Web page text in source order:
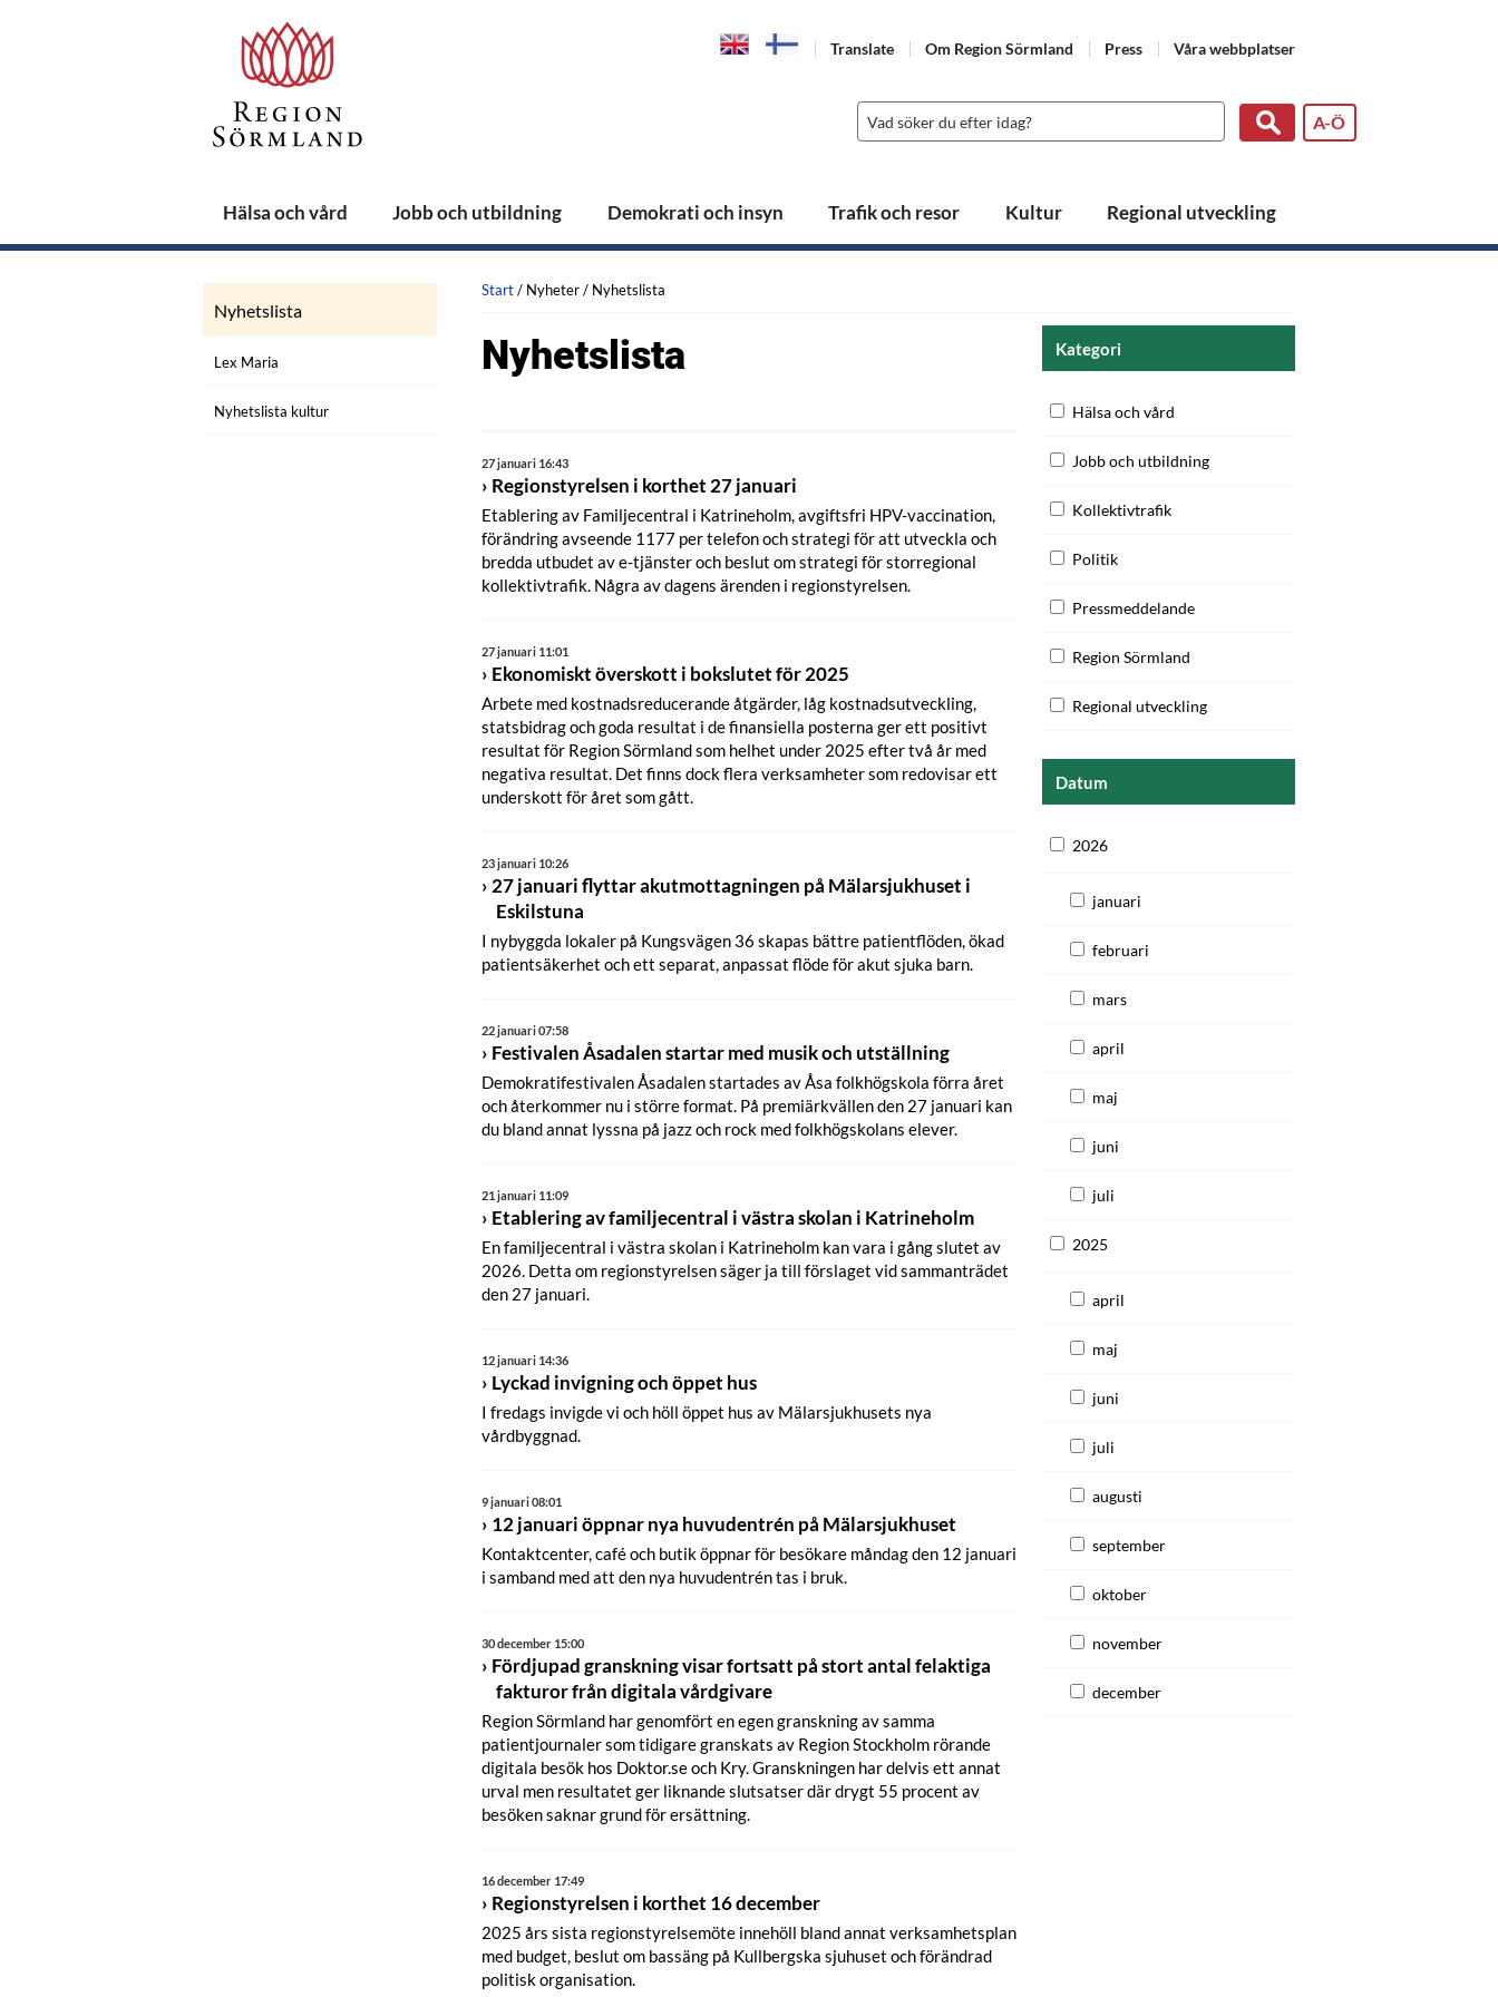
Translate Om Region Sörmland Press Våra webbplatser
A-Ö
Hälsa och vård Jobb och utbildning Demokrati och insyn Trafik och resor Kultur Regional utveckling
Nyhetslista
Lex Maria
Nyhetslista kultur
Start/ Nyheter/ Nyhetslista
Nyhetslista
27 januari 16:43
Regionstyrelsen i korthet 27 januari
Etablering av Familjecentral i Katrineholm, avgiftsfri HPV-vaccination,
förändring avseende 1177 per telefon och strategi för att utveckla och
bredda utbudet av e-tjänster och beslut om strategi för storregional
kollektivtrafik. Några av dagens ärenden i regionstyrelsen.
27 januari 11:01
Ekonomiskt överskott i bokslutet för 2025
Arbete med kostnadsreducerande åtgärder, låg kostnadsutveckling,
statsbidrag och goda resultat i de finansiella posterna ger ett positivt
resultat för Region Sörmland som helhet under 2025 efter två år med
negativa resultat. Det finns dock flera verksamheter som redovisar ett
underskott för året som gått.
23 januari 10:26
27 januari flyttar akutmottagningen på Mälarsjukhuset i
Eskilstuna
I nybyggda lokaler på Kungsvägen 36 skapas bättre patientflöden, ökad
patientsäkerhet och ett separat, anpassat flöde för akut sjuka barn.
22 januari 07:58
Festivalen Åsadalen startar med musik och utställning
Demokratifestivalen Åsadalen startades av Åsa folkhögskola förra året
och återkommer nu i större format. På premiärkvällen den 27 januari kan
du bland annat lyssna på jazz och rock med folkhögskolans elever.
21 januari 11:09
Etablering av familjecentral i västra skolan i Katrineholm
En familjecentral i västra skolan i Katrineholm kan vara i gång slutet av
2026. Detta om regionstyrelsen säger ja till förslaget vid sammanträdet
den 27 januari.
12 januari 14:36
Lyckad invigning och öppet hus
I fredags invigde vi och höll öppet hus av Mälarsjukhusets nya
vårdbyggnad.
9 januari 08:01
12 januari öppnar nya huvudentrén på Mälarsjukhuset
Kontaktcenter, café och butik öppnar för besökare måndag den 12 januari
i samband med att den nya huvudentrén tas i bruk.
30 december 15:00
Fördjupad granskning visar fortsatt på stort antal felaktiga
fakturor från digitala vårdgivare
Region Sörmland har genomfört en egen granskning av samma
patientjournaler som tidigare granskats av Region Stockholm rörande
digitala besök hos Doktor.se och Kry. Granskningen har delvis ett annat
urval men resultatet ger liknande slutsatser där drygt 55 procent av
besöken saknar grund för ersättning.
16 december 17:49
Regionstyrelsen i korthet 16 december
2025 års sista regionstyrelsemöte innehöll bland annat verksamhetsplan
med budget, beslut om bassäng på Kullbergska sjuhuset och förändrad
politisk organisation.
Kategori
Hälsa och vård
Jobb och utbildning
Kollektivtrafik
Politik
Pressmeddelande
Region Sörmland
Regional utveckling
Datum
2026
januari
februari
mars
april
maj
juni
juli
2025
april
maj
juni
juli
augusti
september
oktober
november
december